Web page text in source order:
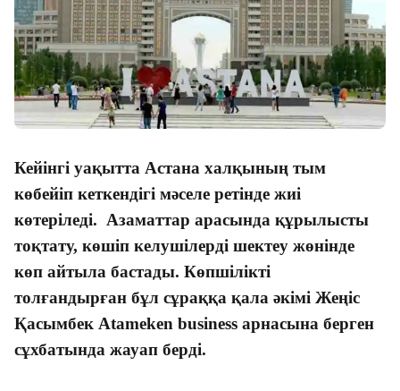
Кейінгі уақытта Астана халқының тым
көбейіп кеткендігі мәселе ретінде жиі
көтеріледі. Азаматтар арасында құрылысты
тоқтату, көшіп келушілерді шектеу жөнінде
көп айтыла бастады. Көпшілікті
толғандырған бұл сұраққа қала әкімі Жеңіс
Қасымбек Atameken business арнасына берген
сұхбатында жауап берді.